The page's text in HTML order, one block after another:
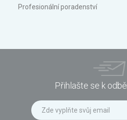
Profesionální poradenství
Přihlašte se k